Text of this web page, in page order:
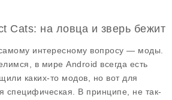
Cats: на ловца и зверь бежит
интересному вопросу — моды.
в мире Android всегда есть
каких-то модов, но вот для
специфическая. В принципе, не так-